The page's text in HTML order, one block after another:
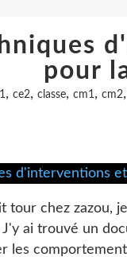
pour
, ce2, classe, cm1, cm2,
tour chez zazou,
J'y ai trouvé un
les